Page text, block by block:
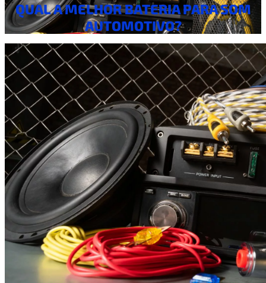
QUAL A MELHOR BATERIA PARA SOM
AUTOMOTIVO?